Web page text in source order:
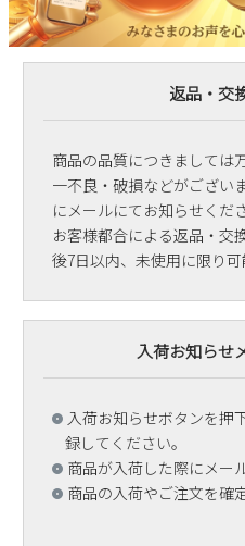
返品・交
商品の品質につきましては
一不良・破損などがござい
にメールにてお知らせくだ
お客様都合による返品・交
後7日以内、未使用に限り可
入荷お知らせ
入荷お知らせボタンを押
録してください。
商品が入荷した際にメー
商品の入荷やご注文を確